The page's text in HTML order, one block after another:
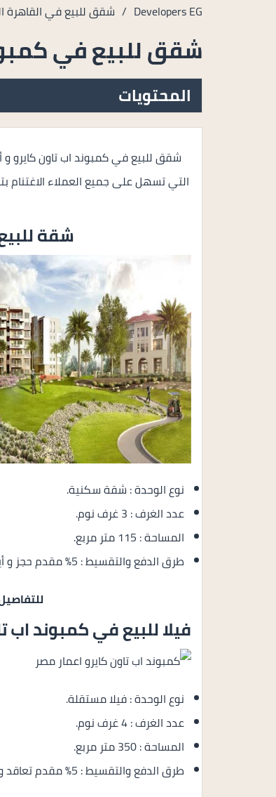
Developers EG
/ شقق للبيع في القاهرة
شقق للبيع في
المحتويات
شقق للبيع في كمبوند اب تاون كايرو
شقة
نوع الوحدة : شقة سكنية.
عدد الغرف : 3 غرف نوم.
المساحة : 115 متر مربع.
طرق الدفع والتقسيط : 5% مقدم حجز و أيضا تقسيط الباقي من المبلغ بالتساوي حتى 7 سنوات.
فيلا للبيع في كمبوند اب
نوع الوحدة : فيلا مستقلة.
عدد الغرف : 4 غرف نوم.
المساحة : 350 متر مربع.
طرق الدفع والتقسيط : 5% مقدم تعاقد و أيضا تقسيط الباقي من المبلغ على 7 سنوات بالتساوي.